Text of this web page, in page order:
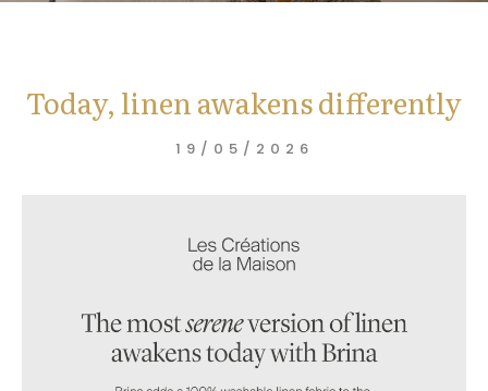
Today, linen awakens differently
19/05/2026